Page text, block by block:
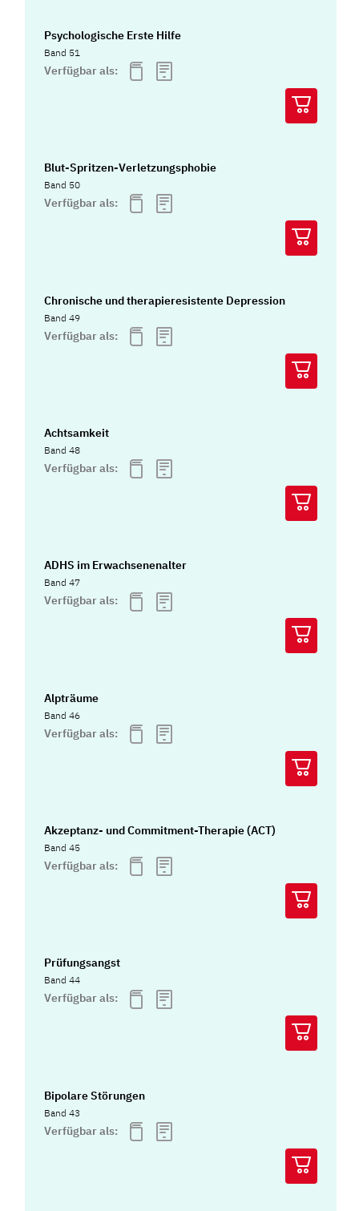
Psychologische Erste Hilfe
Band 51
Verfügbar als:
Blut-Spritzen-Verletzungsphobie
Band 50
Verfügbar als:
Chronische und therapieresistente Depression
Band 49
Verfügbar als:
Achtsamkeit
Band 48
Verfügbar als:
ADHS im Erwachsenenalter
Band 47
Verfügbar als:
Alpträume
Band 46
Verfügbar als:
Akzeptanz- und Commitment-Therapie (ACT)
Band 45
Verfügbar als:
Prüfungsangst
Band 44
Verfügbar als:
Bipolare Störungen
Band 43
Verfügbar als: